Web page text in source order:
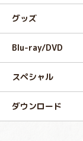
グッズ
Blu-ray/DVD
スペシャル
ダウンロード